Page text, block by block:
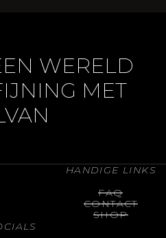
WERELD
MET
HANDIGE LINKS
FAQ
CONTACT
SHOP